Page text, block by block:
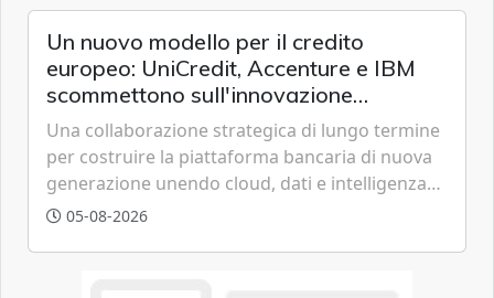
Un nuovo modello per il credito
europeo: UniCredit, Accenture e IBM
scommettono sull'innovazione
tecnologica
Una collaborazione strategica di lungo termine
per costruire la piattaforma bancaria di nuova
generazione unendo cloud, dati e intelligenza
artificiale.
05-08-2026